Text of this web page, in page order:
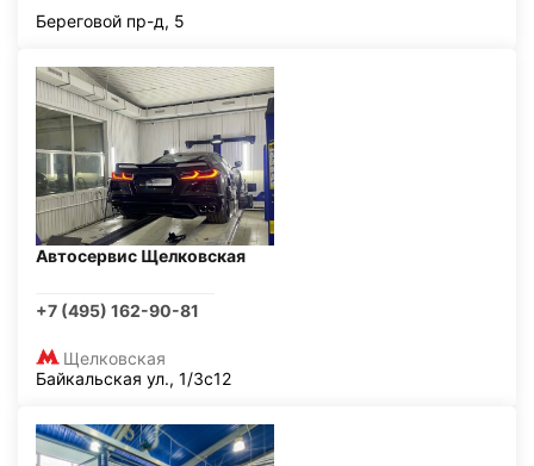
Береговой пр-д, 5
Автосервис Щелковская
+7 (495) 162-90-81
Щелковская
Байкальская ул., 1/3с12